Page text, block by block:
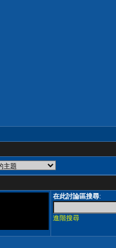
在此討論區搜尋:
進階搜尋